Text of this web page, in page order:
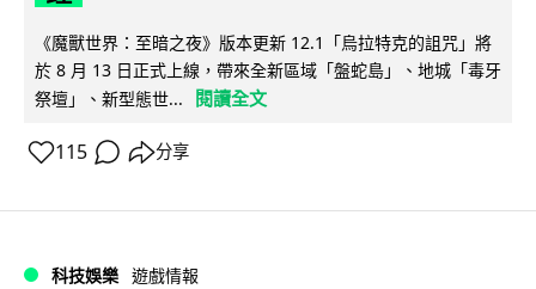
《魔獸世界：至暗之夜》版本更新 12.1「烏拉特克的詛咒」將
於 8 月 13 日正式上線，帶來全新區域「盤蛇島」、地城「毒牙
祭壇」、新型態世...
閱讀全文
115 分享
科技娛樂 遊戲情報